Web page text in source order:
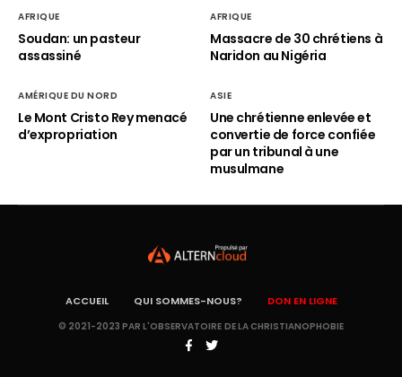
AFRIQUE
Soudan: un pasteur
assassiné
AFRIQUE
Massacre de 30 chrétiens à
Naridon au Nigéria
AMÉRIQUE DU NORD
Le Mont Cristo Rey menacé
d’expropriation
ASIE
Une chrétienne enlevée et
convertie de force confiée
par un tribunal à une
musulmane
ACCUEIL QUI SOMMES-NOUS? DON EN LIGNE
© 2021-2023 PAR L'OBSERVATOIRE DE LA CHRISTIANOPHOBIE